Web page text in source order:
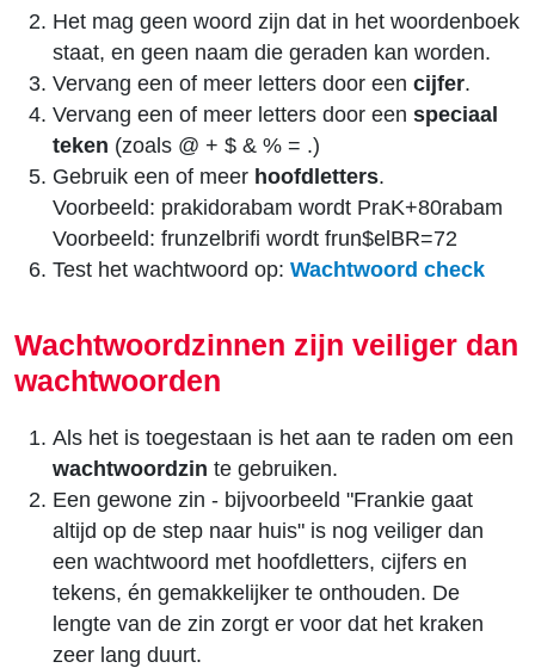
Het mag geen woord zijn dat in het woordenboek
staat, en geen naam die geraden kan worden.
Vervang een of meer letters door een cijfer.
Vervang een of meer letters door een speciaal
teken (zoals @ + $ & % = .)
Gebruik een of meer hoofdletters.
Voorbeeld: prakidorabam wordt PraK+80rabam
Voorbeeld: frunzelbrifi wordt frun$elBR=72
Test het wachtwoord op: Wachtwoord check
Wachtwoordzinnen zijn veiliger dan
wachtwoorden
Als het is toegestaan is het aan te raden om een
wachtwoordzin te gebruiken.
Een gewone zin - bijvoorbeeld "Frankie gaat
altijd op de step naar huis" is nog veiliger dan
een wachtwoord met hoofdletters, cijfers en
tekens, én gemakkelijker te onthouden. De
lengte van de zin zorgt er voor dat het kraken
zeer lang duurt.